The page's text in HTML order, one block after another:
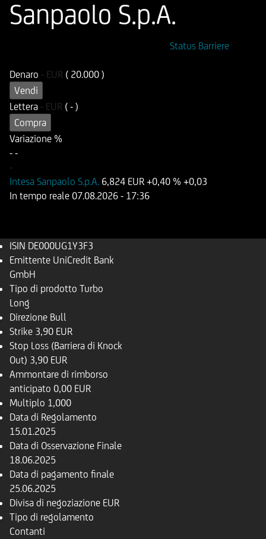
Sanpaolo S.p.A.
Status Barriere
Denaro - EUR ( 20.000 )
Vendi
Lettera - EUR ( - )
Compra
Variazione %
- -
-
Intesa Sanpaolo S.p.A. 6,824 EUR +0,40 % +0,03
In tempo reale 07.08.2026 - 17:36
ISIN DE000UG1Y3F3
Emittente UniCredit Bank
GmbH
Tipo di prodotto Turbo
Long
Direzione Bull
Strike 3,90 EUR
Stop Loss (Barriera di Knock
Out) 3,90 EUR
Ammontare di rimborso
anticipato 0,00 EUR
Multiplo 1,000
Data di Regolamento
15.01.2025
Data di Osservazione Finale
18.06.2025
Data di pagamento finale
25.06.2025
Divisa di negoziazione EUR
Tipo di regolamento
Contanti